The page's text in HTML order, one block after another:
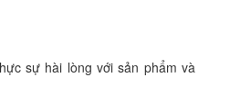
sự hài lòng với sản phẩm và